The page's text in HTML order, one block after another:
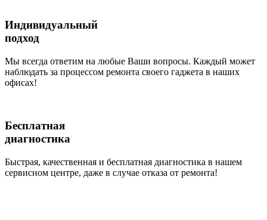
Индивидуальный
подход
Мы всегда ответим на любые Ваши вопросы. Каждый может
наблюдать за процессом ремонта своего гаджета в наших
офисах!
Бесплатная
диагностика
Быстрая, качественная и бесплатная диагностика в нашем
сервисном центре, даже в случае отказа от ремонта!